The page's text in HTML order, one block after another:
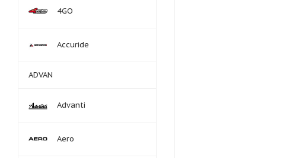
4GO
Accuride
ADVAN
Advanti
Aero